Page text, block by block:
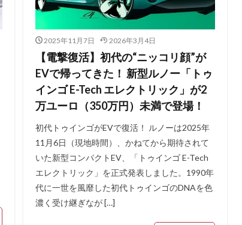
2025年11月7日 2026年3月4日
【電撃復活】初代の“ニッコリ顔”が
EVで帰ってきた！ 新型ルノー「トゥ
インゴ E-Tech エレクトリック」が2
万ユーロ（350万円）未満で登場！
初代トゥインゴがEVで復活！ ルノーは2025年
11月6日（現地時間）、かねてから期待されて
いた新型コンパクトEV、「トゥインゴ E-Tech
エレクトリック」を正式発表しました。1990年
代に一世を風靡した初代トゥインゴのDNAを色
濃く受け継ぎなが […]